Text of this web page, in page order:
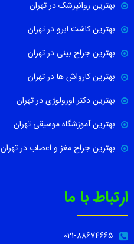
بهترین روانپزشک در تهران
بهترین کاشت ابرو در تهران
بهترین جراح بینی در تهران
بهترین کارواش ها در تهران
بهترین دکتر اورولوژی در تهران
بهترین آموزشگاه موسیقی تهران
بهترین جراح مغز و اعصاب در تهران
ارتباط با ما
021-88674665